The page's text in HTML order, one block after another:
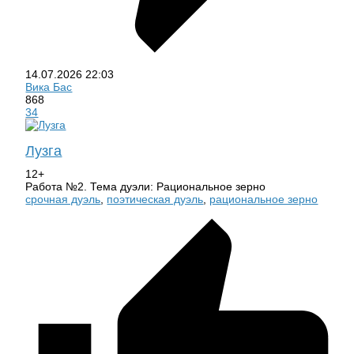
14.07.2026 22:03
Вика Бас
868
34
Лузга
12+
Работа №2. Тема дуэли: Рациональное зерно
срочная дуэль поэтическая дуэль рациональное зерно